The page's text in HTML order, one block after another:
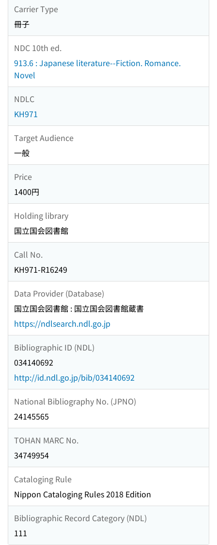
Carrier Type
冊子
NDC 10th ed.
913.6 : Japanese literature--Fiction. Romance.
Novel
NDLC
KH971
Target Audience
一般
Price
1400円
Holding library
国立国会図書館
Call No.
KH971-R16249
Data Provider (Database)
国立国会図書館 : 国立国会図書館蔵書
https://ndlsearch.ndl.go.jp
Bibliographic ID (NDL)
034140692
http://id.ndl.go.jp/bib/034140692
National Bibliography No. (JPNO)
24145565
TOHAN MARC No.
34749954
Cataloging Rule
Nippon Cataloging Rules 2018 Edition
Bibliographic Record Category (NDL)
111